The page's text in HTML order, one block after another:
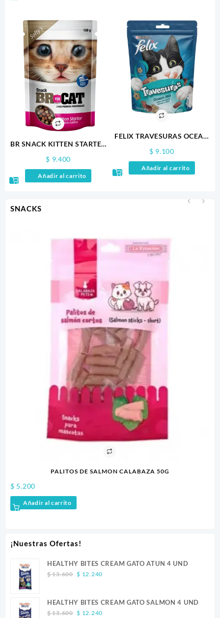
SNACKS
PALITOS DE SALMON CALABAZA 50G
$ 5.200
Añadir al carrito
¡Nuestras Ofertas!
HEALTHY BITES CREAM GATO ATUN 4 UND
$13.600 Original
$ 13.600.
$ 12.240Current
$ 12.240.
HEALTHY BITES CREAM GATO SALMON 4 UND
$13.600 Original
$ 12.240Current
BR SNACK KITTEN STARTER
$ 9.400
Añadir al carrito
FELIX TRAVESURAS OCEAN
$ 9.100
Añadir al carrito